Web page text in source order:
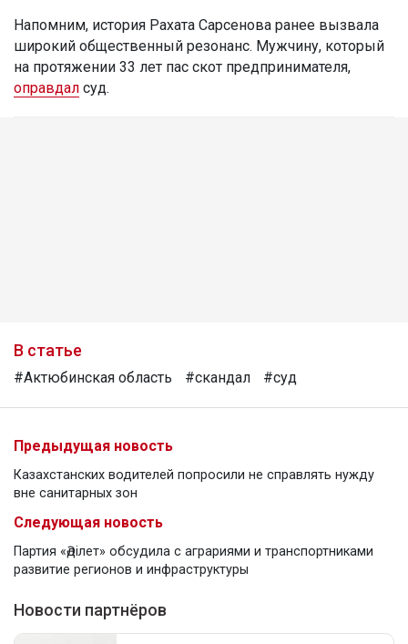
Напомним, история Рахата Сарсенова ранее вызвала
широкий общественный резонанс. Мужчину, который
на протяжении 33 лет пас скот предпринимателя,
оправдал суд.
В статье
#Актюбинская область #скандал #суд
Предыдущая новость
Казахстанских водителей попросили не справлять нужду
вне санитарных зон
Следующая новость
Партия «Әділет» обсудила с аграриями и транспортниками
развитие регионов и инфраструктуры